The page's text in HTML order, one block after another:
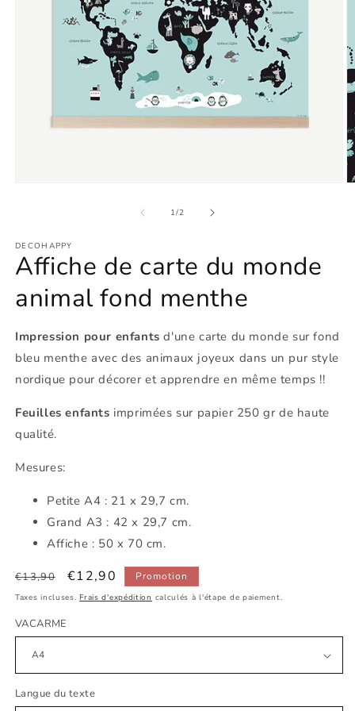
une
fenêtre
modale
1/de2
DECOHAPPY
Affiche de carte du monde
animal fond menthe
Impression pour enfants d'une carte du monde sur fond
bleu menthe avec des animaux joyeux dans un pur style
nordique pour décorer et apprendre en même temps !!
Feuilles enfants imprimées sur papier 250 gr de haute
qualité.
Mesures:
Petite A4 : 21 x 29,7 cm.
Grand A3 : 42 x 29,7 cm.
Affiche : 50 x 70 cm.
Prix
habituel
€13,90
Prix
promotionnel
€12,90 Promotion
Taxes incluses.Frais d'expédition calculés à l'étape de paiement.
VACARME
Langue du texte